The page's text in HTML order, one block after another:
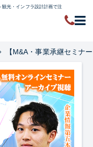
観光・インフラ設計計画で注
【M&A・事業承継セミナ